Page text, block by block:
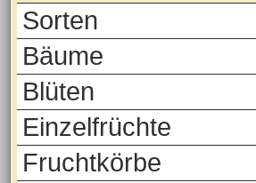
Sorten
Bäume
Blüten
Einzelfrüchte
Fruchtkörbe